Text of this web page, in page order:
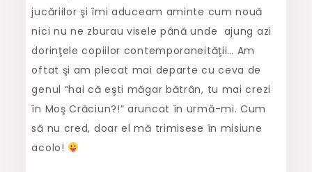
jucăriilor şi îmi aduceam aminte cum nouă
nici nu ne zburau visele până unde ajung azi
dorinţele copiilor contemporaneităţii… Am
oftat şi am plecat mai departe cu ceva de
genul “hai că eşti măgar bătrân, tu mai crezi
în Moş Crăciun?!” aruncat în urmă-mi. Cum
să nu cred, doar el mă trimisese în misiune
acolo!